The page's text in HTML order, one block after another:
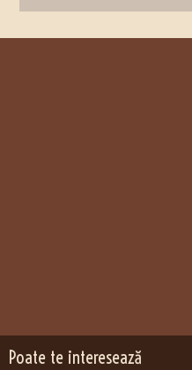
Poate te interesează